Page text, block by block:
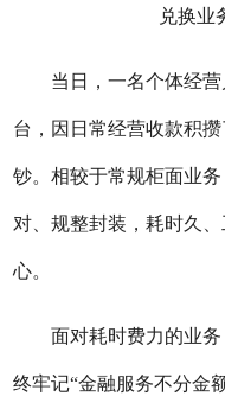
兑换业
当日，一名个体经
台，因日常经营收款积
钞。相较于常规柜面业
对、规整封装，耗时久
心。
面对耗时费力的业
终牢记“金融服务不分金